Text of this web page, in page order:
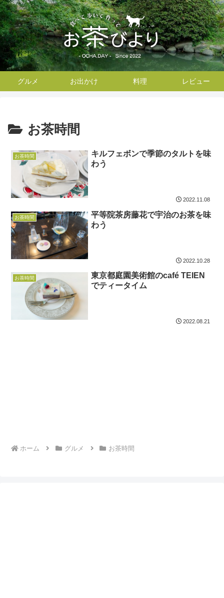
グルメ お出かけ 料理 レビュー
お茶時間
お茶時間
キルフェボンで季節のタルトを味
わう
2022.11.08
お茶時間
平等院茶房藤花で宇治のお茶を味
わう
2022.10.28
お茶時間
東京都庭園美術館のcafé TEIEN
でティータイム
2022.08.21
ホーム グルメ お茶時間